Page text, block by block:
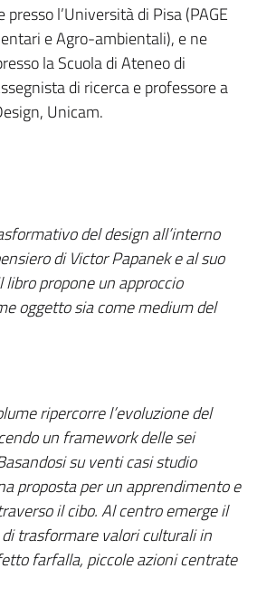
presso l’Università di Pisa (PAGE
e Agro-ambientali), e ne
la Scuola di Ateneo di
di ricerca e professore a
Unicam.
del design all’interno
di Victor Papanek e al suo
propone un approccio
oggetto sia come medium del
ripercorre l’evoluzione del
un framework delle sei
su venti casi studio
proposta per un apprendimento e
il cibo. Al centro emerge il
trasformare valori culturali in
farfalla, piccole azioni centrate